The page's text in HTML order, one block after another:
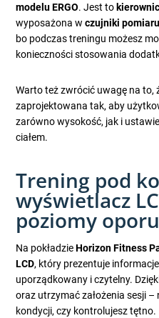
modelu ERGO. Jest to
wyposażona wczujniki
bo podczas treningu możesz
konieczności stosowania
Warto też zwrócić uwagę na to,
zaprojektowana tak, aby
zarówno wysokość, jak i
ciałem.
Trening pod
wyświetlacz
poziomy oporu
Na pokładzieHorizon Fitness
LCD, który prezentuje
uporządkowany i czytelny.
oraz utrzymać założenia sesji –
kondycji, czy kontrolujesz tętno.